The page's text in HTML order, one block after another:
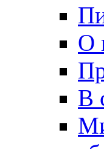
О
В